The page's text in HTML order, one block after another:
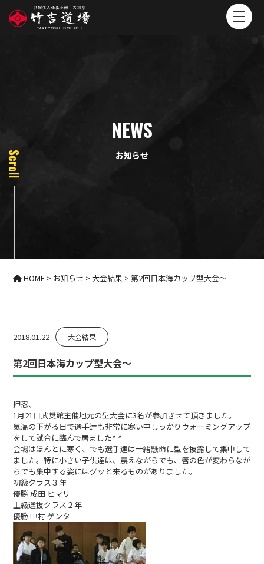
NEWS
お知らせ
Scroll
HOME > お知らせ >大会結果 >第2回日本海カップ型大会〜
2018.01.22 大会結果
第2回日本海カップ型大会〜
押忍、
1月21日武奨館主催地元の型大会に3名が参加させて頂きました。
気温の下がる日で選手達も非常に寒い中しっかりウォーミングアップ
をして試合に臨んで居ました^ ^
会場はほんとに寒く、でも選手達は一緒懸命に型を披露して集中して
ました。特に小さい子供達は、震えながらでも、唇の色が変わらなが
らでも集中する姿にはグッと来るものがありました。
初級クラス３年
優勝 成田 ヒマリ
上級選抜クラス２年
優勝 中村 ゲンタ